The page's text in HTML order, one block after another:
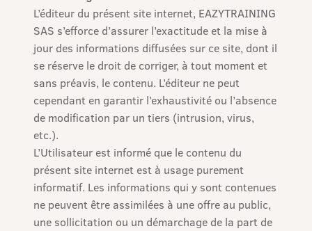
L’éditeur du présent site internet, EAZYTRAINING
SAS s’efforce d’assurer l’exactitude et la mise à
jour des informations diffusées sur ce site, dont il
se réserve le droit de corriger, à tout moment et
sans préavis, le contenu. L’éditeur ne peut
cependant en garantir l’exhaustivité ou l’absence
de modification par un tiers (intrusion, virus,
etc.).
L’Utilisateur est informé que le contenu du
présent site internet est à usage purement
informatif. Les informations qui y sont contenues
ne peuvent être assimilées à une offre au public,
une sollicitation ou un démarchage de la part de